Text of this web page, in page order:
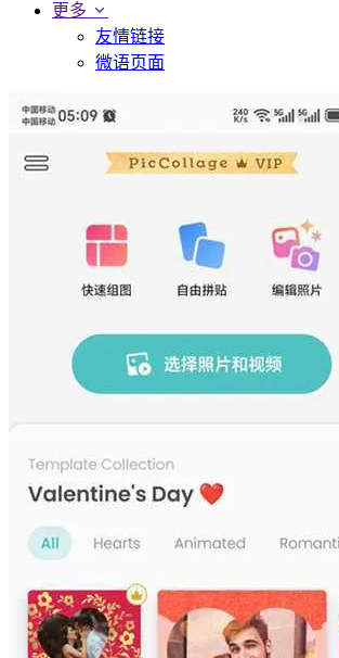
更多
友情链接
微语页面